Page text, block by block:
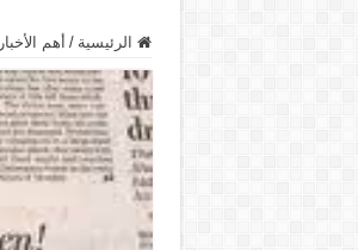
الرئيسية / أهم الأخبار